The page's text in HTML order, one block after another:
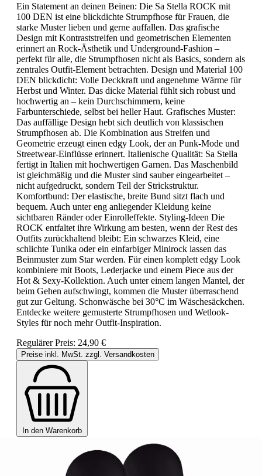
Ein Statement an deinen Beinen: Die Sa Stella ROCK mit
100 DEN ist eine blickdichte Strumpfhose für Frauen, die
starke Muster lieben und gerne auffallen. Das grafische
Design mit Kontraststreifen und geometrischen Elementen
erinnert an Rock-Ästhetik und Underground-Fashion –
perfekt für alle, die Strumpfhosen nicht als Basics, sondern als
zentrales Outfit-Element betrachten. Design und Material 100
DEN blickdicht: Volle Deckkraft und angenehme Wärme für
Herbst und Winter. Das dicke Material fühlt sich robust und
hochwertig an – kein Durchschimmern, keine
Farbunterschiede, selbst bei heller Haut. Grafisches Muster:
Das auffällige Design hebt sich deutlich von klassischen
Strumpfhosen ab. Die Kombination aus Streifen und
Geometrie erzeugt einen edgy Look, der an Punk-Mode und
Streetwear-Einflüsse erinnert. Italienische Qualität: Sa Stella
fertigt in Italien mit hochwertigen Garnen. Das Maschenbild
ist gleichmäßig und die Muster sind sauber eingearbeitet –
nicht aufgedruckt, sondern Teil der Strickstruktur.
Komfortbund: Der elastische, breite Bund sitzt flach und
bequem. Auch unter eng anliegender Kleidung keine
sichtbaren Ränder oder Einrolleffekte. Styling-Ideen Die
ROCK entfaltet ihre Wirkung am besten, wenn der Rest des
Outfits zurückhaltend bleibt: Ein schwarzes Kleid, eine
schlichte Tunika oder ein einfarbiger Minirock lassen das
Beinmuster zum Star werden. Für einen komplett edgy Look
kombiniere mit Boots, Lederjacke und einem Piece aus der
Hot & Sexy-Kollektion. Auch unter einem langen Mantel, der
beim Gehen aufschwingt, kommen die Muster überraschend
gut zur Geltung. Schonwäsche bei 30°C im Wäschesäckchen.
Entdecke weitere gemusterte Strumpfhosen und Wetlook-
Styles für noch mehr Outfit-Inspiration.
Regulärer Preis: 24,90 €
Preise inkl. MwSt. zzgl. Versandkosten
In den Warenkorb